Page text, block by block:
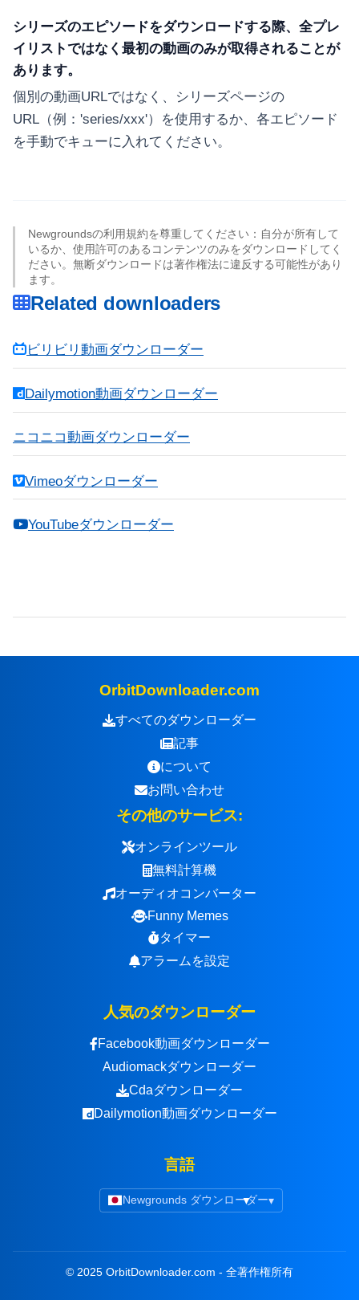
シリーズのエピソードをダウンロードする際、全プレ
イリストではなく最初の動画のみが取得されることが
あります。
個別の動画URLではなく、シリーズページの
URL（例：'series/xxx'）を使用するか、各エピソード
を手動でキューに入れてください。
Newgroundsの利用規約を尊重してください：自分が所有して
いるか、使用許可のあるコンテンツのみをダウンロードしてく
ださい。無断ダウンロードは著作権法に違反する可能性があり
ます。
Related downloaders
ビリビリ動画ダウンローダー
Dailymotion動画ダウンローダー
ニコニコ動画ダウンローダー
Vimeoダウンローダー
YouTubeダウンローダー
OrbitDownloader.com
すべてのダウンローダー
記事
について
お問い合わせ
その他のサービス:
オンラインツール
無料計算機
オーディオコンバーター
Funny Memes
タイマー
アラームを設定
人気のダウンローダー
Facebook動画ダウンローダー
Audiomackダウンローダー
Cdaダウンローダー
Dailymotion動画ダウンローダー
言語
Newgrounds ダウンローダー▾
© 2025 OrbitDownloader.com - 全著作権所有